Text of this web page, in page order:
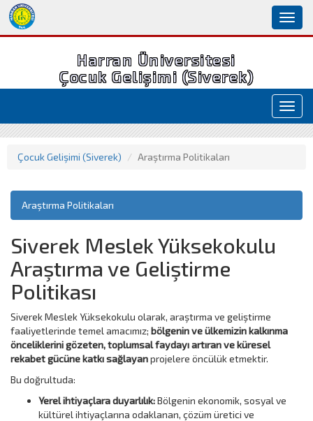
Harran Üniversitesi
Çocuk Gelişimi (Siverek)
Çocuk Gelişimi (Siverek) Araştırma Politikaları
Araştırma Politikaları
Siverek Meslek Yüksekokulu
Araştırma ve Geliştirme
Politikası
Siverek Meslek Yüksekokulu olarak, araştırma ve geliştirme
faaliyetlerinde temel amacımız; bölgenin ve ülkemizin kalkınma
önceliklerini gözeten, toplumsal faydayı artıran ve küresel
rekabet gücüne katkı sağlayanprojelere öncülük etmektir.
Bu doğrultuda:
Yerel ihtiyaçlara duyarlılık:Bölgenin ekonomik, sosyal ve
kültürel ihtiyaçlarına odaklanan, çözüm üretici ve